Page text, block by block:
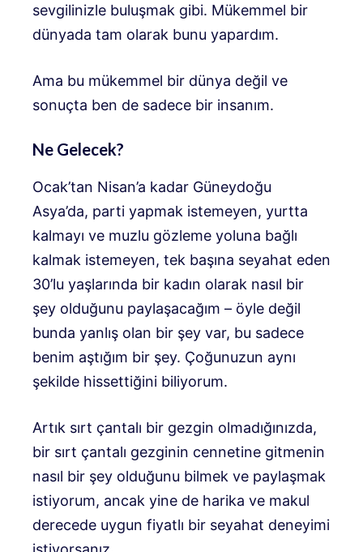
sevgilinizle buluşmak gibi. Mükemmel bir
dünyada tam olarak bunu yapardım.
Ama bu mükemmel bir dünya değil ve
sonuçta ben de sadece bir insanım.
Ne Gelecek?
Ocak’tan Nisan’a kadar Güneydoğu
Asya’da, parti yapmak istemeyen, yurtta
kalmayı ve muzlu gözleme yoluna bağlı
kalmak istemeyen, tek başına seyahat eden
30’lu yaşlarında bir kadın olarak nasıl bir
şey olduğunu paylaşacağım – öyle değil
bunda yanlış olan bir şey var, bu sadece
benim aştığım bir şey. Çoğunuzun aynı
şekilde hissettiğini biliyorum.
Artık sırt çantalı bir gezgin olmadığınızda,
bir sırt çantalı gezginin cennetine gitmenin
nasıl bir şey olduğunu bilmek ve paylaşmak
istiyorum, ancak yine de harika ve makul
derecede uygun fiyatlı bir seyahat deneyimi